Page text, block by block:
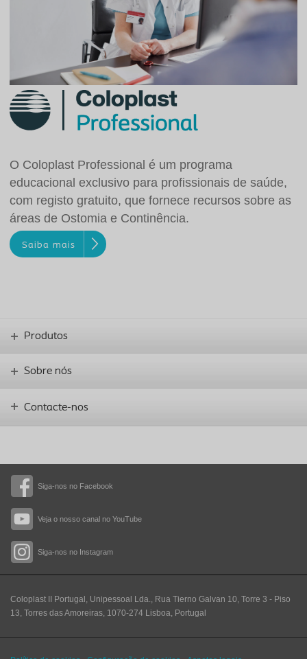
O Coloplast Professional é um programa
educacional exclusivo para profissionais de saúde,
com registo gratuito, que fornece recursos sobre as
áreas de Ostomia e Continência.
Saiba mais
Siga-nos no Facebook
Veja o nosso canal no YouTube
Siga-nos no Instagram
Produtos
Sobre nós
Contacte-nos
Coloplast II Portugal, Unipessoal Lda., Rua Tierno Galvan 10, Torre 3 - Piso
13, Torres das Amoreiras, 1070-274 Lisboa, Portugal